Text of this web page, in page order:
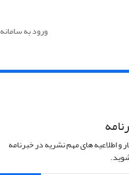
ورود به سامانه
و اطلاعیه های مهم نشریه در خبرنامه